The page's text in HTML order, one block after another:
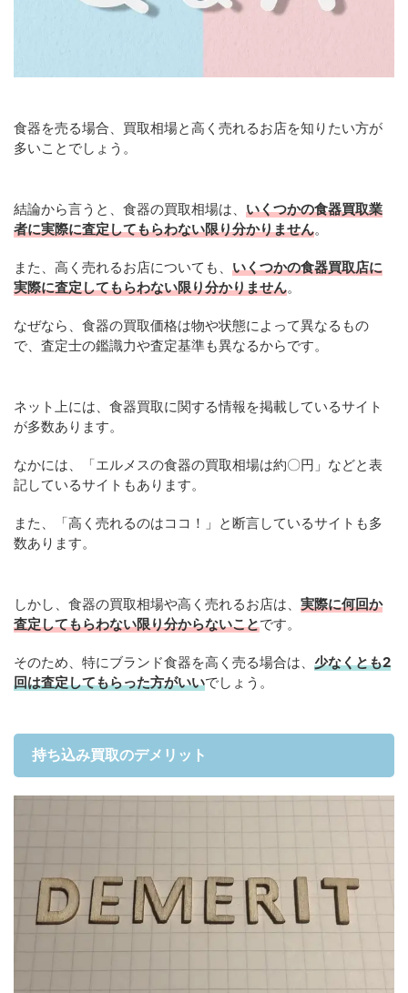
食器を売る場合、買取相場と高く売れるお店を知りたい方が
多いことでしょう。
結論から言うと、食器の買取相場は、 いくつかの食器買取業
者に実際に査定してもらわない限り分かりません。
また、高く売れるお店についても、 いくつかの食器買取店に
実際に査定してもらわない限り分かりません。
なぜなら、食器の買取価格は物や状態によって異なるもの
で、査定士の鑑識力や査定基準も異なるからです。
ネット上には、食器買取に関する情報を掲載しているサイト
が多数あります。
なかには、「エルメスの食器の買取相場は約〇円」などと表
記しているサイトもあります。
また、「高く売れるのはココ！」と断言しているサイトも多
数あります。
しかし、食器の買取相場や高く売れるお店は、 実際に何回か
査定してもらわない限り分からないことです。
そのため、特にブランド食器を高く売る場合は、 少なくとも2
回は査定してもらった方がいいでしょう。
持ち込み買取のデメリット